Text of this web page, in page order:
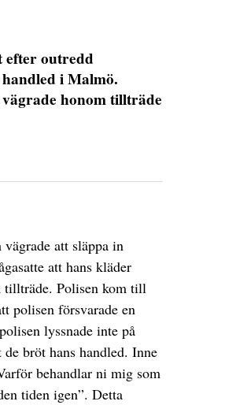
efter outredd
i Malmö.
vägrade honom tillträde
att släppa in
att hans kläder
tillträde. Polisen kom till
polisen försvarade en
lyssnade inte på
bröt hans handled. Inne
behandlar ni mig som
tiden igen”. Detta